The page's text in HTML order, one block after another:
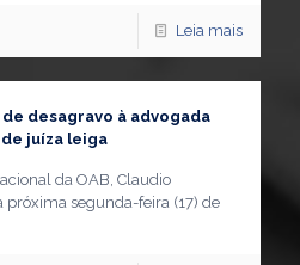
Leia mais
desagravo à advogada
juíza leiga
da OAB, Claudio
próxima segunda-feira (17) de